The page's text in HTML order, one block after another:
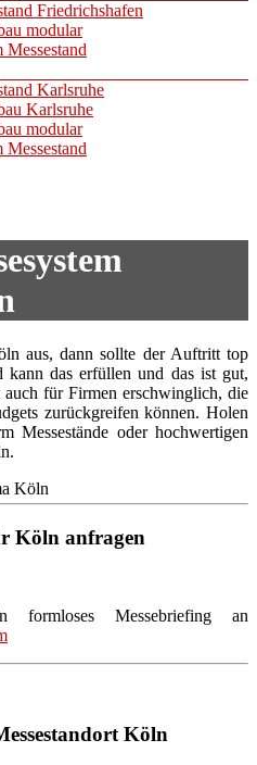
Friedrichshafen
modular
Messestand
Karlsruhe
Karlsruhe
modular
Messestand
aus, dann sollte der Auftritt top
kann das erfüllen und das ist gut,
für Firmen erschwinglich, die
zurückgreifen können. Holen
Messestände oder hochwertigen
Köln anfragen
Messebriefing an
Köln